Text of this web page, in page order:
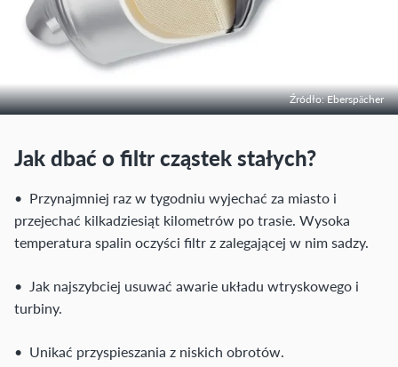
Źródło: Eberspächer
Jak dbać o filtr cząstek stałych?
• Przynajmniej raz w tygodniu wyjechać za miasto i
przejechać kilkadziesiąt kilometrów po trasie. Wysoka
temperatura spalin oczyści filtr z zalegającej w nim sadzy.
• Jak najszybciej usuwać awarie układu wtryskowego i
turbiny.
• Unikać przyspieszania z niskich obrotów.